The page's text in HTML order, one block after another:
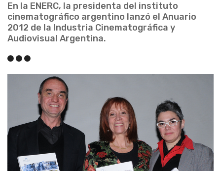
En la ENERC, la presidenta del instituto
cinematográfico argentino lanzó el Anuario
2012 de la Industria Cinematográfica y
Audiovisual Argentina.